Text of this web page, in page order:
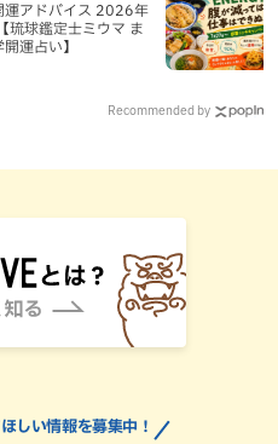
運アドバイス 2026年
琉球鑑定士ミウマ ま
運占い】
Recommended by
しい情報を募集中！